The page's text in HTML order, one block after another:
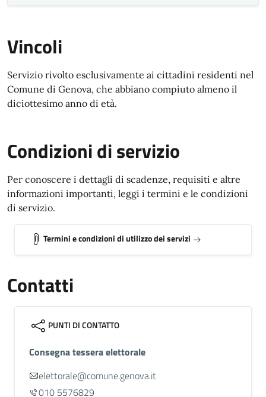
Vincoli
Servizio rivolto esclusivamente ai cittadini residenti nel
Comune di Genova, che abbiano compiuto almeno il
diciottesimo anno di età.
Condizioni di servizio
Per conoscere i dettagli di scadenze, requisiti e altre
informazioni importanti, leggi i termini e le condizioni
di servizio.
Termini e condizioni di utilizzo dei servizi
Contatti
PUNTI DI CONTATTO
Consegna tessera elettorale
elettorale@comune.genova.it
010 5576829